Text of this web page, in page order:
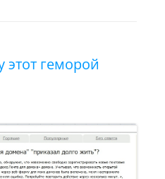
этот геморой